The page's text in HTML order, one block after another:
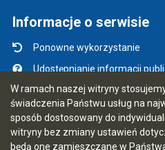
W ramach naszej witryny
świadczenia Państwu usług na
sposób dostosowany do
witryny bez zmiany ustawień
będą one zamieszczane w
Informacje o serwisie
Ponowne wykorzystanie
Udostępnianie informacji
Mapa serwisu
Instrukcja obsługi
Statystyki oglądalności